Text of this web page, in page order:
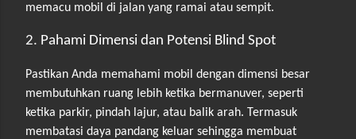
memacu mobil di jalan yang ramai atau sempit.
2. Pahami Dimensi dan Potensi Blind Spot
Pastikan Anda memahami mobil dengan dimensi besar
membutuhkan ruang lebih ketika bermanuver, seperti
ketika parkir, pindah lajur, atau balik arah. Termasuk
membatasi daya pandang keluar sehingga membuat